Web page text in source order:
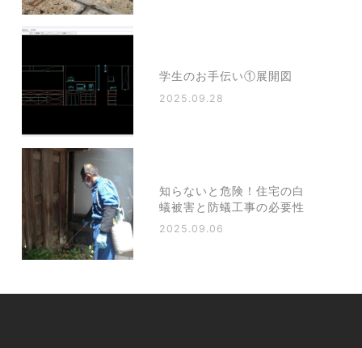
学生のお手伝い①展開図
2025.09.28
知らないと危険！住宅の白
蟻被害と防蟻工事の必要性
2025.09.06